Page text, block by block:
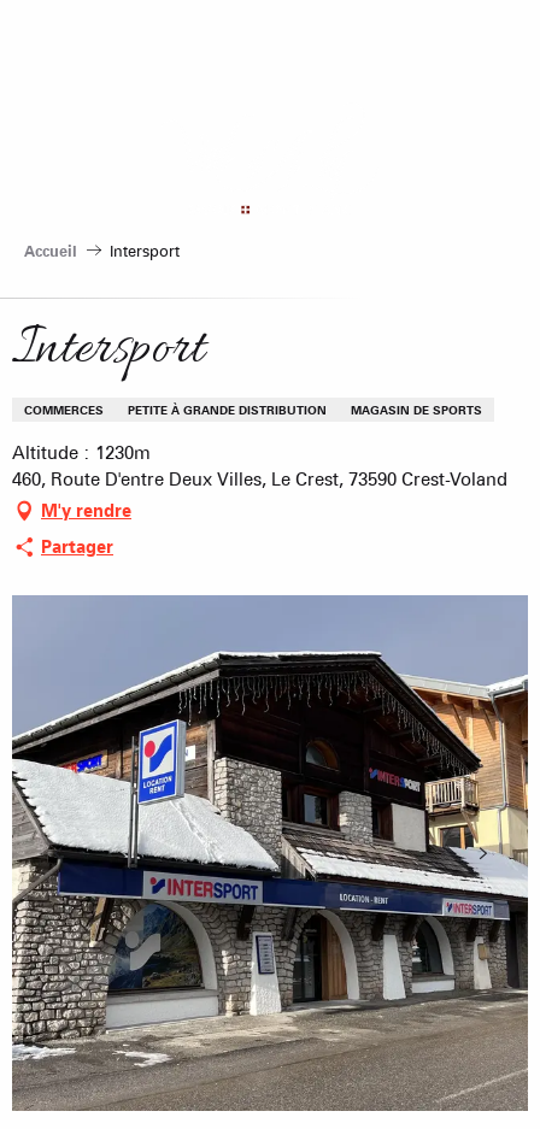
Accueil Intersport
Intersport
COMMERCES PETITE À GRANDE DISTRIBUTION MAGASIN DE SPORTS
Altitude : 1230m
460, Route D'entre Deux Villes, Le Crest, 73590 Crest-Voland
M'y rendre
Partager